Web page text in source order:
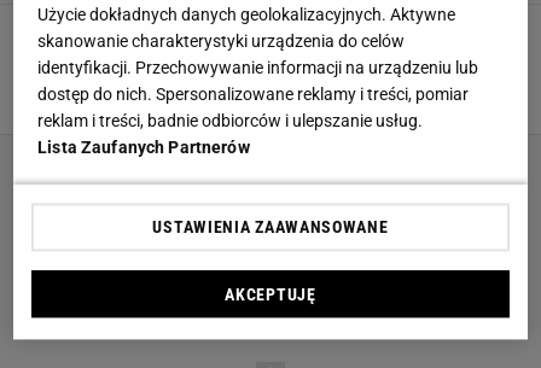
Jaki kolor pasuje do brązowego? Połączenie
tych odcieni wygląda obłędnie!
BRĄZOWE DODATKI DO DOMU BRĄZOWE MEBLE
BRĄZOWY
DODATKI
Użycie dokładnych danych geolokalizacyjnych. Aktywne
skanowanie charakterystyki urządzenia do celów
identyfikacji. Przechowywanie informacji na urządzeniu lub
dostęp do nich. Spersonalizowane reklamy i treści, pomiar
reklam i treści, badnie odbiorców i ulepszanie usług.
Lista Zaufanych Partnerów
USTAWIENIA ZAAWANSOWANE
AKCEPTUJĘ